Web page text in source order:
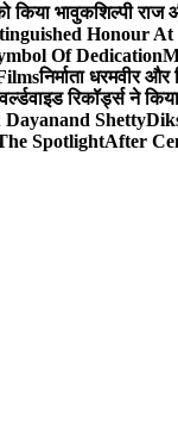
किया भावुकशिल्पी राज
Honour
Of Dedication
निर्माता धरमवीर
रिकॉर्ड्स ने
Shetty
SpotlightAfter